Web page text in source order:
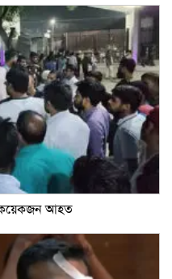
কয়েকজন আহত